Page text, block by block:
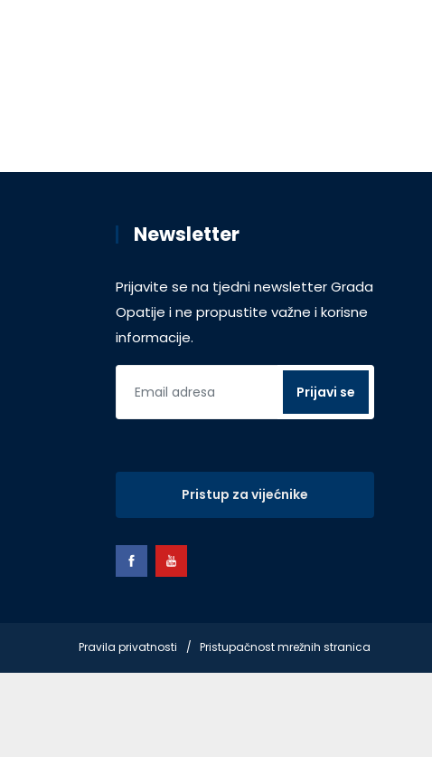
Newsletter
Prijavite se na tjedni newsletter Grada
Opatije i ne propustite važne i korisne
informacije.
Pristup za vijećnike
Pravila privatnosti Pristupačnost mrežnih stranica